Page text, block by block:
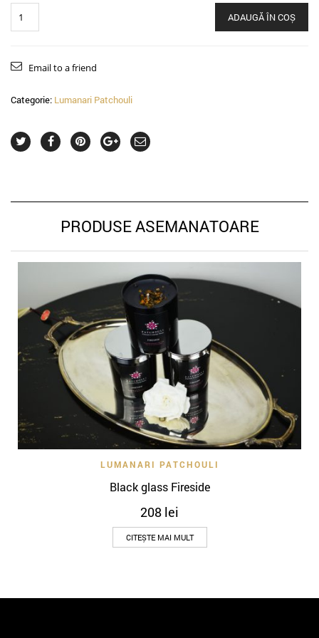
ADAUGĂ ÎN COȘ
Email to a friend
Categorie: Lumanari Patchouli
PRODUSE ASEMANATOARE
LUMANARI PATCHOULI
Black glass Fireside
208 lei
CITEȘTE MAI MULT